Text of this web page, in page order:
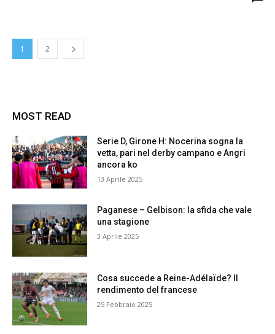
1 2
MOST READ
Serie D, Girone H: Nocerina sogna la
vetta, pari nel derby campano e Angri
ancora ko
13 Aprile 2025
Paganese – Gelbison: la sfida che vale
una stagione
3 Aprile 2025
Cosa succede a Reine-Adélaïde? Il
rendimento del francese
25 Febbraio 2025